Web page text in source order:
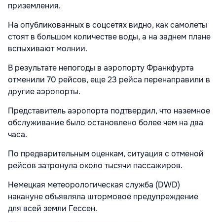
приземления.
На опубликованных в соцсетях видно, как самолеты
стоят в большом количестве воды, а на заднем плане
вспыхивают молнии.
В результате непогоды в аэропорту Франкфурта
отменили 70 рейсов, еще 23 рейса перенаправили в
другие аэропорты.
Представитель аэропорта подтвердил, что наземное
обслуживание было остановлено более чем на два
часа.
По предварительным оценкам, ситуация с отменой
рейсов затронула около тысячи пассажиров.
Немецкая метеорологическая служба (DWD)
накануне объявляла штормовое предупреждение
для всей земли Гессен.